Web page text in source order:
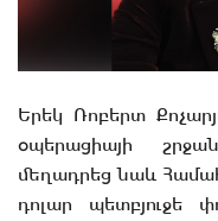
Երեկ Ռոբերտ
օպերացիայի
մեղադրեց նաև
դոլար պետբյուջե